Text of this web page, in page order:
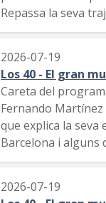
Repassa la seva
Cadena 40
2026-07-19
Los 40 - El gran
Careta del
Fernando Martínez
que explica la seva
Barcelona i alguns
que va presentar a
2026-07-19